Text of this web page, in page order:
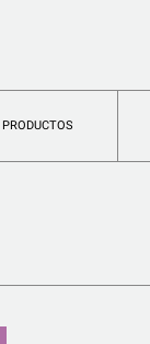
PRODUCTOS